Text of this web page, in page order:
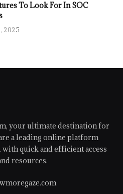
To Look For In SOC
2025
your ultimate destination for
a leading online platform
quick and efficient access
resources.